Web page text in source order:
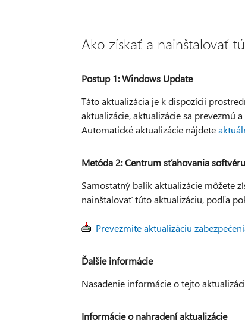
Ako získať a nainštalovať
Postup 1: Windows Update
Táto aktualizácia je k dispozícii
aktualizácie, aktualizácie sa prevezmú
Automatické aktualizácie nájdete
Metóda 2: Centrum sťahovania softvéru
Samostatný balík aktualizácie môžete
nainštalovať túto aktualizáciu, podľa
Prevezmite aktualizáciu
Ďalšie informácie
Nasadenie informácie o tejto
Informácie o nahradení aktualizácie